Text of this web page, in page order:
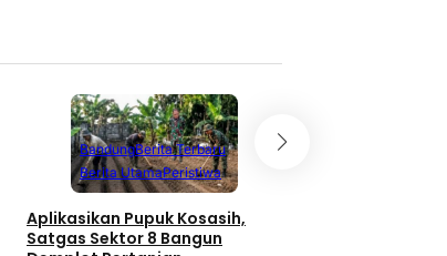
BandungBerita Terbaru
Berita UtamaPeristiwa
Aplikasikan Pupuk Kosasih,
Satgas Sektor 8 Bangun